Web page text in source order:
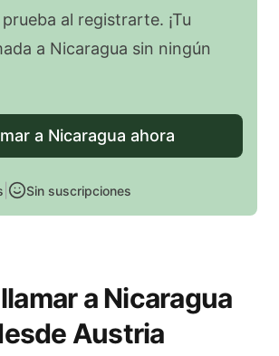
al registrarte. ¡Tu
a Nicaragua sin ningún
a Nicaragua ahora
Sin suscripciones
a Nicaragua
Austria